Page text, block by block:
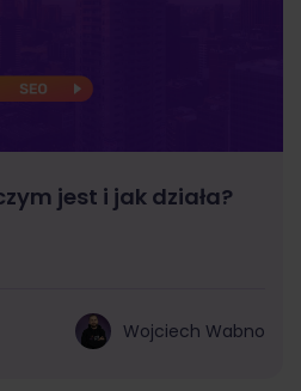
jest i jak działa?
Wojciech Wabno